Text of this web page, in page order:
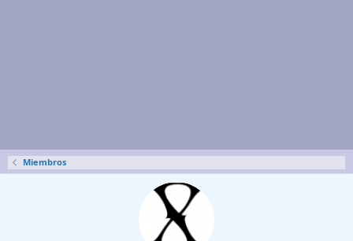
Miembros